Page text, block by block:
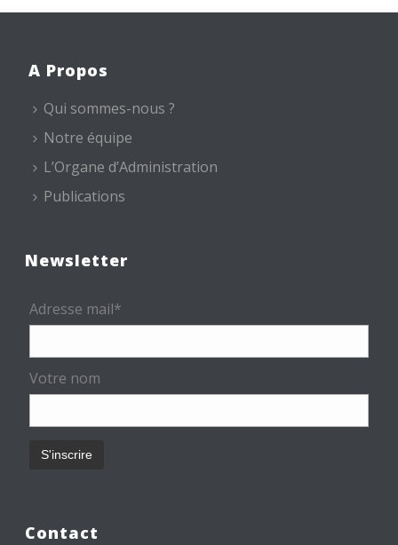
A Propos
Qui sommes-nous ?
Notre équipe
L’Organe d’Administration
Publications
Newsletter
Adresse mail*
Votre nom
Contact